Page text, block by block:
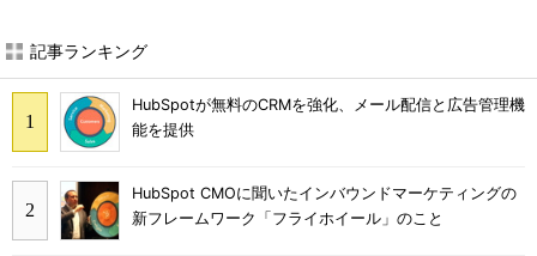
記事ランキング
HubSpotが無料のCRMを強化、メール配信と広告管理機
能を提供
HubSpot CMOに聞いたインバウンドマーケティングの
新フレームワーク「フライホイール」のこと